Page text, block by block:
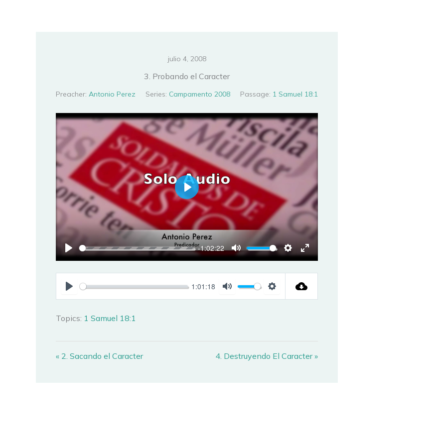
julio 4, 2008
3. Probando el Caracter
Preacher: Antonio Perez Series: Campamento 2008 Passage: 1 Samuel 18:1
PLAY
-1:02:22
MUTE SETTINGS
ENTER
FULLSCREEN
PLAY
PLAY
1:01:18
MUTE SETTINGS
Topics: 1 Samuel 18:1
« 2. Sacando el Caracter 4. Destruyendo El Caracter »